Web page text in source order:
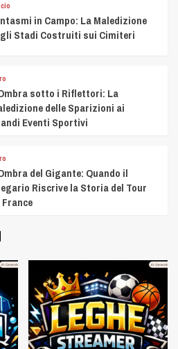
in Campo: La Maledizione
Stadi Costruiti sui Cimiteri
sotto i Riflettori: La
delle Sparizioni ai
Eventi Sportivi
del Gigante: Quando il
Riscrive la Storia del Tour
France